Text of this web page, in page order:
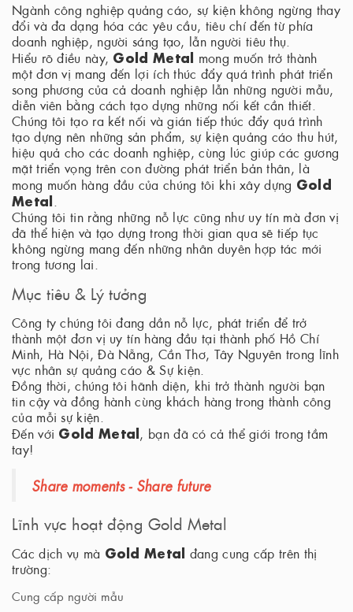
Ngành công nghiệp quảng cáo, sự kiện không ngừng thay
đổi và đa dạng hóa các yêu cầu, tiêu chí đến từ phía
doanh nghiệp, người sáng tạo, lẫn người tiêu thụ.
Hiểu rõ điều này, Gold Metal mong muốn trở thành
một đơn vị mang đến lợi ích thúc đẩy quá trình phát triển
song phương của cả doanh nghiệp lẫn những người mẫu,
diễn viên bằng cách tạo dựng những nối kết cần thiết.
Chúng tôi tạo ra kết nối và gián tiếp thúc đẩy quá trình
tạo dựng nên những sản phẩm, sự kiện quảng cáo thu hút,
hiệu quả cho các doanh nghiệp, cùng lúc giúp các gương
mặt triển vọng trên con đường phát triển bản thân, là
mong muốn hàng đầu của chúng tôi khi xây dựng Gold
Metal
Chúng tôi tin rằng những nỗ lực cũng như uy tín mà đơn vị
đã thể hiện và tạo dựng trong thời gian qua sẽ tiếp tục
không ngừng mang đến những nhân duyên hợp tác mới
trong tương lai.
Mục tiêu & Lý tưởng
Công ty chúng tôi đang dần nỗ lực, phát triển để trở
thành một đơn vị uy tín hàng đầu tại thành phố Hồ Chí
Minh, Hà Nội, Đà Nẵng, Cần Thơ, Tây Nguyên trong lĩnh
vực nhân sự quảng cáo & Sự kiện.
Đồng thời, chúng tôi hãnh diện, khi trở thành người bạn
tin cậy và đồng hành cùng khách hàng trong thành công
của mỗi sự kiện.
Đến với Gold Metal, bạn đã có cả thể giới trong tầm
tay!
Share moments - Share future
Lĩnh vực hoạt động Gold Metal
Các dịch vụ mà Gold Metal đang cung cấp trên thị
trường:
Cung cấp người mẫu